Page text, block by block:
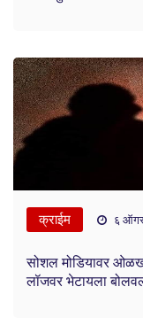
क्राईम ६
सोशल मोडियावर
लॉजवर भेटायला